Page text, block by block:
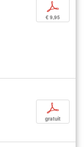
p
€ 9,95
p
gratuit